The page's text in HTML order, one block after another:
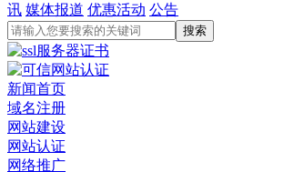
讯 媒体报道 优惠活动 公告
新闻首页
域名注册
网站建设
网站认证
网络推广